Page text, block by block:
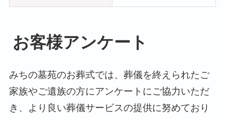
お客様アンケート
みちの墓苑のお葬式では、葬儀を終えられたご
家族やご遺族の方にアンケートにご協力いただ
き、より良い葬儀サービスの提供に努めており